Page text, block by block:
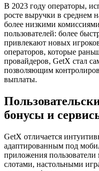
В 2023 году операторы,
росте выручки в среднем
более низкими
пользователей: более
привлекают новых
операторов, которые
провайдеров, GetX стал
позволяющим
выплаты.
бонусы и
GetX отличается
адаптированным под
приложения
слотами, настольными